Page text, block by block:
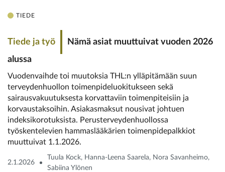
TIEDE
Tiede ja työ
Nämä asiat muuttuivat vuoden 2026
alussa
Vuodenvaihde toi muutoksia THL:n ylläpitämään suun
terveydenhuollon toimenpideluokitukseen sekä
sairausvakuutuksesta korvattaviin toimenpiteisiin ja
korvaustaksoihin. Asiakasmaksut nousivat johtuen
indeksikorotuksista. Perusterveydenhuollossa
työskentelevien hammaslääkärien toimenpidepalkkiot
muuttuivat 1.1.2026.
2.1.2026
Tuula Kock, Hanna-Leena Saarela, Nora Savanheimo,
Sabiina Ylönen